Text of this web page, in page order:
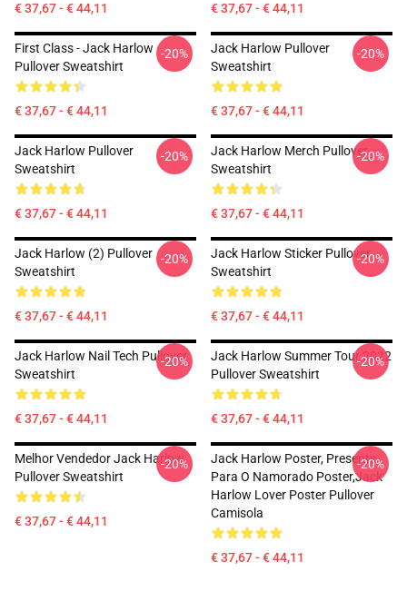
€ 37,67 - € 44,11 € 37,67 - € 44,11
First Class - Jack Harlow
Pullover Sweatshirt
€ 37,67 - € 44,11
-20%
Jack Harlow Pullover
Sweatshirt
€ 37,67 - € 44,11
-20%
Jack Harlow Pullover
Sweatshirt
€ 37,67 - € 44,11
-20%
Jack Harlow Merch Pullover
Sweatshirt
€ 37,67 - € 44,11
-20%
Jack Harlow (2) Pullover
Sweatshirt
€ 37,67 - € 44,11
-20%
Jack Harlow Sticker Pullover
Sweatshirt
€ 37,67 - € 44,11
-20%
Jack Harlow Nail Tech Pullover
Sweatshirt
€ 37,67 - € 44,11
-20%
Jack Harlow Summer Tour 2022
Pullover Sweatshirt
€ 37,67 - € 44,11
-20%
Melhor Vendedor Jack Harlow
Pullover Sweatshirt
€ 37,67 - € 44,11
-20%
Jack Harlow Poster, Presente
Para O Namorado Poster,Jack
Harlow Lover Poster Pullover
Camisola
€ 37,67 - € 44,11
-20%